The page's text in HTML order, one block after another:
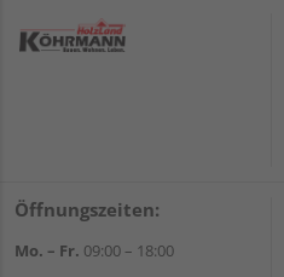
Öffnungszeiten:
Mo. – Fr. 09:00 – 18:00